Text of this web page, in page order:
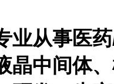
业从事医药
晶中间体、